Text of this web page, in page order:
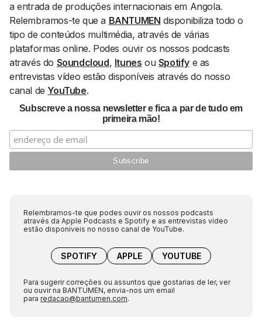
a entrada de produções internacionais em Angola.
Relembramos-te que a BANTUMEN disponibiliza todo o
tipo de conteúdos multimédia, através de várias
plataformasonline. Podes ouvir os nossos podcasts
através do Soundcloud, Itunes ou Spotify e as
entrevistas vídeo estão disponíveis através do nosso
canal de YouTube.
Subscreve a nossa newsletter e fica a par de tudo em
primeira mão!
Relembramos-te que podes ouvir os nossos podcasts
através da Apple Podcasts e Spotify e as entrevistas vídeo
estão disponíveis no nosso canal de YouTube.
SPOTIFY APPLE YOUTUBE
Para sugerir correções ou assuntos que gostarias de ler, ver
ou ouvir na BANTUMEN, envia-nos um email
para redacao@bantumen.com.